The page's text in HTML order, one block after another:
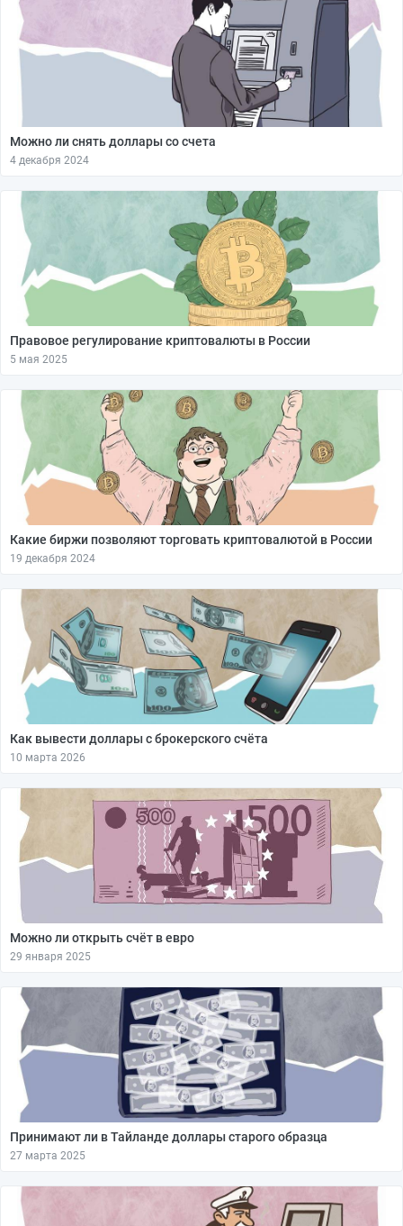
Можно ли снять доллары со счета
4 декабря 2024
Правовое регулирование криптовалюты в России
5 мая 2025
Какие биржи позволяют торговать криптовалютой в России
19 декабря 2024
Как вывести доллары с брокерского счёта
10 марта 2026
Можно ли открыть счёт в евро
29 января 2025
Принимают ли в Тайланде доллары старого образца
27 марта 2025